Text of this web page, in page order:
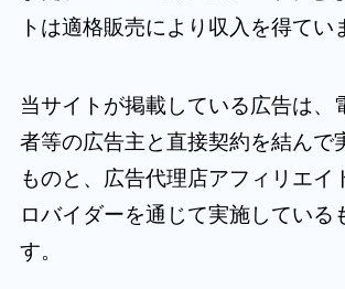
トは適格販売により収入を得てい
当サイトが掲載している広告は、
者等の広告主と直接契約を結んで
ものと、広告代理店アフィリエイ
ロバイダーを通じて実施している
す。